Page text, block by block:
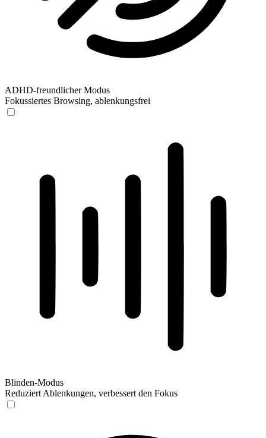
ADHD-freundlicher Modus
Fokussiertes Browsing, ablenkungsfrei
Blinden-Modus
Reduziert Ablenkungen, verbessert den Fokus